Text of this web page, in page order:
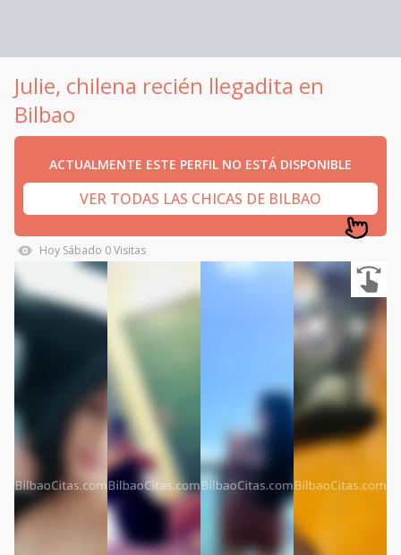
Julie, chilena recién llegadita en
Bilbao
ACTUALMENTE ESTE PERFIL NO ESTÁ DISPONIBLE
VER TODAS LAS CHICAS DE BILBAO
Hoy Sábado 0Visitas